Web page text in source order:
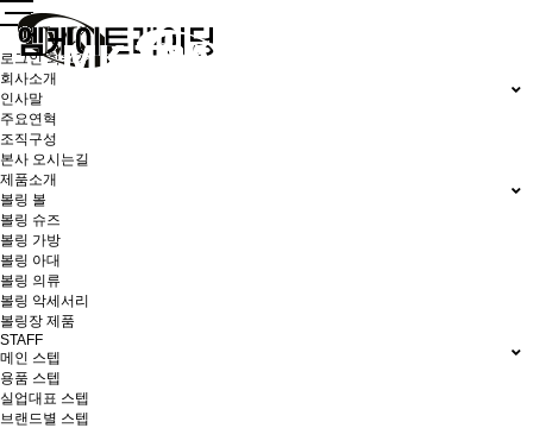
로그인 회원가입
회사소개
인사말
주요연혁
조직구성
본사 오시는길
제품소개
볼링 볼
볼링 슈즈
볼링 가방
볼링 아대
볼링 의류
볼링 악세서리
볼링장 제품
STAFF
메인 스텝
용품 스텝
실업대표 스텝
브랜드별 스텝